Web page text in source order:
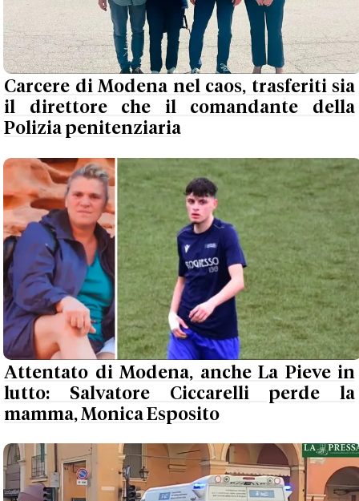
Carcere di Modena nel caos, trasferiti sia
il direttore che il comandante della
Polizia penitenziaria
Attentato di Modena, anche La Pieve in
lutto: Salvatore Ciccarelli perde la
mamma, Monica Esposito